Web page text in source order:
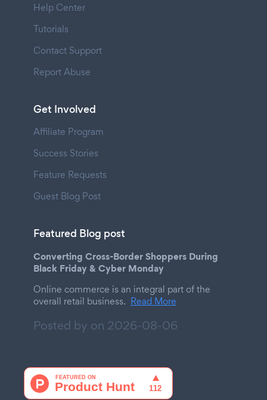
Help Center
Tutorials
Contact Support
Report Abuse
Get Involved
Affiliate Program
Success Stories
Feature Requests
Guest Blog Post
Featured Blog post
Converting Cross-Border Shoppers During
Black Friday & Cyber Monday
Online commerce is an integral part of the
overall retail business. Read More
Posted by on 2026-08-06